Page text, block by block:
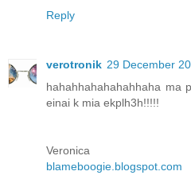
Reply
verotronik 29 December
hahahhahahahahhaha ma
einai k mia ekplh3h!!!!!
Veronica
blameboogie.blogspot.com